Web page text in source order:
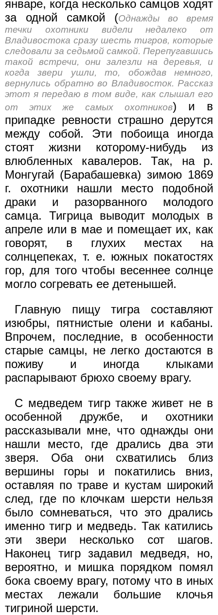
январе, когда несколько самцов ходят
за одной самкой (Однажды во время
течки охотники видели недалеко от
Владивостока сразу шесть тигров, которые
следовали за седьмой самкой. Перепугавшись
такой встречи, они залезли на деревья, и
когда звери ушли, то, обождав немного,
вернулись обратно во Владивосток. Рассказ
этот я передаю в том виде, как слышал его
от этих же самых охотников) и в
припадке ревности страшно дерутся
между собой. Эти побоища иногда
стоят жизни которому-нибудь из
влюбленных кавалеров. Так, на р.
Монгугай (Барабашевка) зимою 1869
г. охотники нашли место подобной
драки и разорванного молодого
самца. Тигрица выводит молодых в
апреле или в мае и помещает их, как
говорят, в глухих местах на
солнцепеках, т. е. южных покатостях
гор, для того чтобы весеннее солнце
могло согревать ее детенышей.
Главную пищу тигра составляют
изюбры, пятнистые олени и кабаны.
Впрочем, последние, в особенности
старые самцы, не легко достаются в
поживу и иногда клыками
распарывают брюхо своему врагу.
С медведем тигр также живет не в
особенной дружбе, и охотники
рассказывали мне, что однажды они
нашли место, где дрались два эти
зверя. Оба они схватились близ
вершины горы и покатились вниз,
оставляя по траве и кустам широкий
след, где по клочкам шерсти нельзя
было сомневаться, что это дрались
именно тигр и медведь. Так катились
эти звери несколько сот шагов.
Наконец тигр задавил медведя, но,
вероятно, и мишка порядком помял
бока своему врагу, потому что в иных
местах лежали большие клочья
тигриной шерсти.